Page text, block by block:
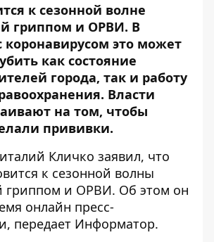
к сезонной волне
гриппом и ОРВИ. В
это может
как состояние
города, так и работу
Власти
на том, чтобы
прививки.
Кличко заявил, что
к сезонной волны
гриппом и ОРВИ. Об этом он
онлайн пресс-
передает Информатор.